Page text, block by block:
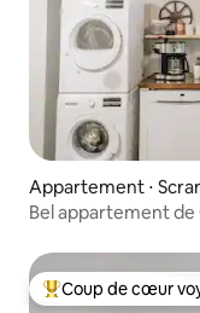
Appartement ⋅
Bel appartement de
Coups de cœur
Coup de cœur